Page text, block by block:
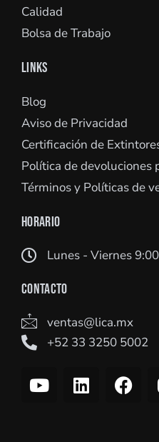
Calidad
Bolsa de Trabajo
LINKS
Blog
Aviso de Privacidad
Certificación de
Política de devoluciones
Términos y Políticas de
HORARIO
Lunes - Viernes
CONTACTO
ventas@lica.mx
+52 33 3250 5002
Y
o
L
i
F
a